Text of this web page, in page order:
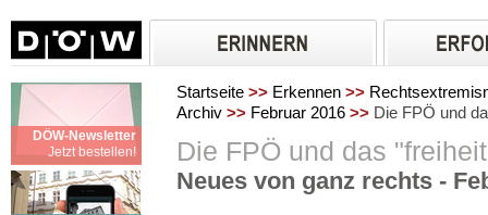
DÖW-Newsletter
Jetzt bestellen!
Startseite >> Erkennen >>
Archiv >> Februar 2016 >> Die FPÖ und
Die FPÖ und das
Neues von ganz rechts -